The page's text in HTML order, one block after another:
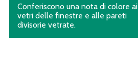
Conferiscono una nota di colore ai
vetri delle finestre e alle pareti
divisorie vetrate.